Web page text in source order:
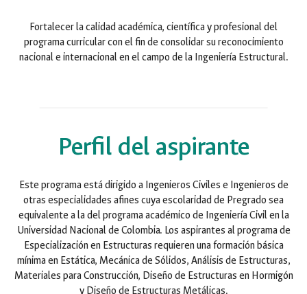
Fortalecer la calidad académica, científica y profesional del
programa curricular con el fin de consolidar su reconocimiento
nacional e internacional en el campo de la Ingeniería Estructural.
Perfil del aspirante
Este programa está dirigido a Ingenieros Civiles e Ingenieros de
otras especialidades afines cuya escolaridad de Pregrado sea
equivalente a la del programa académico de Ingeniería Civil en la
Universidad Nacional de Colombia. Los aspirantes al programa de
Especialización en Estructuras requieren una formación básica
mínima en Estática, Mecánica de Sólidos, Análisis de Estructuras,
Materiales para Construcción, Diseño de Estructuras en Hormigón
y Diseño de Estructuras Metálicas.